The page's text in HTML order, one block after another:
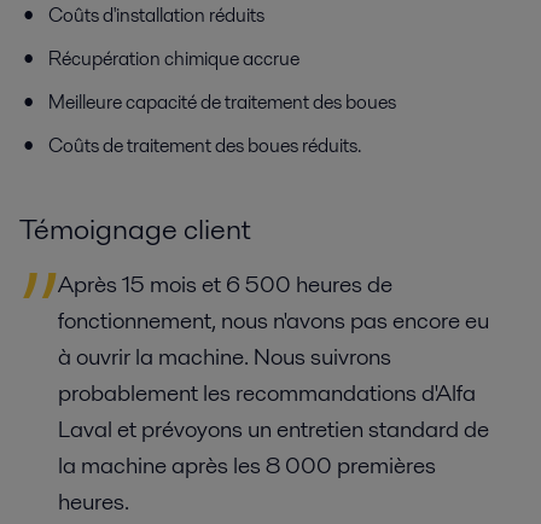
Coûts d'installation réduits
Récupération chimique accrue
Meilleure capacité de traitement des boues
Coûts de traitement des boues réduits.
Témoignage client
Après 15 mois et 6 500 heures de
fonctionnement, nous n'avons pas encore eu
à ouvrir la machine. Nous suivrons
probablement les recommandations d'Alfa
Laval et prévoyons un entretien standard de
la machine après les 8 000 premières
heures.